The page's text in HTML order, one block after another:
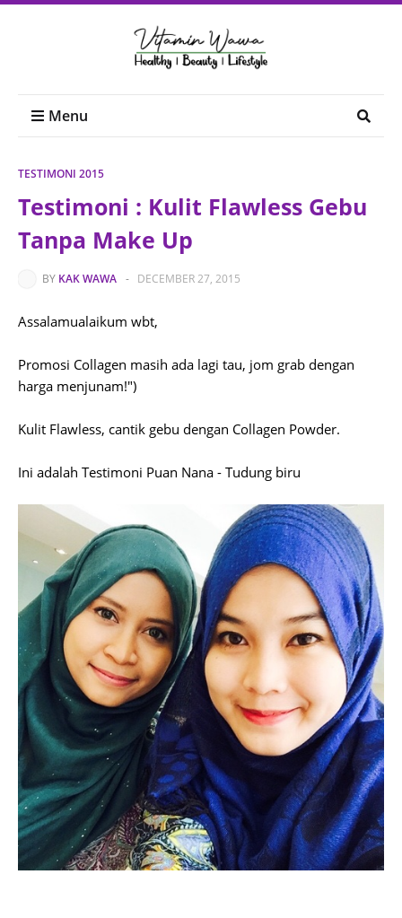
Menu
TESTIMONI 2015
Testimoni : Kulit Flawless Gebu
Tanpa Make Up
BY KAK WAWA - DECEMBER 27, 2015
Assalamualaikum wbt,
Promosi Collagen masih ada lagi tau, jom grab dengan
harga menjunam!")
Kulit Flawless, cantik gebu dengan Collagen Powder.
Ini adalah Testimoni Puan Nana - Tudung biru